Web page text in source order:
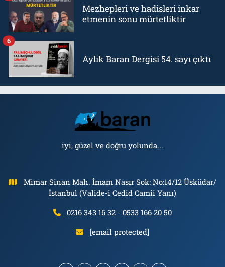
Mezhepleri ve hadisleri inkar
etmenin sonu mürtetliktir
Aylık Baran Dergisi 54. sayı çıktı
6
iyi, güzel ve doğru yolunda...
Mimar Sinan Mah. İmam Nasır Sok: No:14/12 Üsküdar/
İstanbul (Valide-i Cedid Camii Yanı)
0216 343 16 32 - 0533 166 20 50
[email protected]